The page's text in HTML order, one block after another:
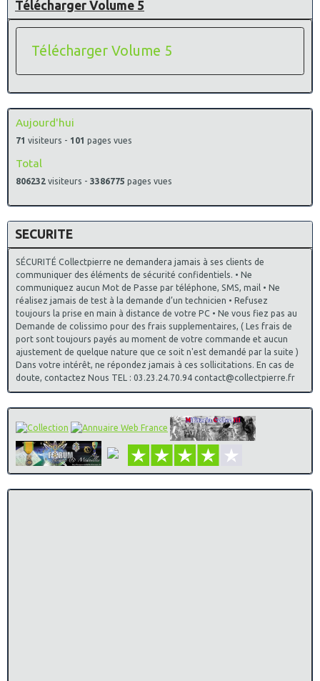
Télécharger Volume 5
Télécharger Volume 5
Aujourd'hui
71 visiteurs - 101 pages vues
Total
806232 visiteurs - 3386775 pages vues
SECURITE
SÉCURITÉ Collectpierre ne demandera jamais à ses clients de
communiquer des éléments de sécurité confidentiels. • Ne
communiquez aucun Mot de Passe par téléphone, SMS, mail • Ne
réalisez jamais de test à la demande d’un technicien • Refusez
toujours la prise en main à distance de votre PC • Ne vous fiez pas au
Demande de colissimo pour des frais supplementaires, ( Les frais de
port sont toujours payés au moment de votre commande et aucun
ajustement de quelque nature que ce soit n'est demandé par la suite )
Dans votre intérêt, ne répondez jamais à ces sollicitations. En cas de
doute, contactez Nous TEL : 03.23.24.70.94 contact@collectpierre.fr